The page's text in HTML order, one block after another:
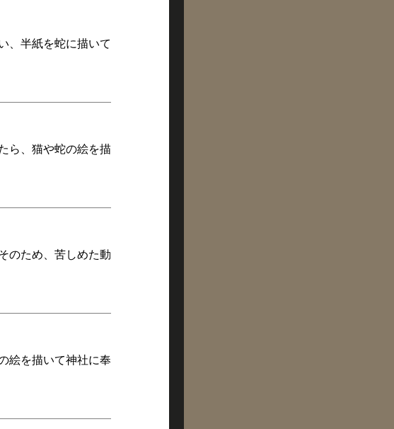
、半紙を蛇に描いて
ら、猫や蛇の絵を描
のため、苦しめた動
絵を描いて神社に奉